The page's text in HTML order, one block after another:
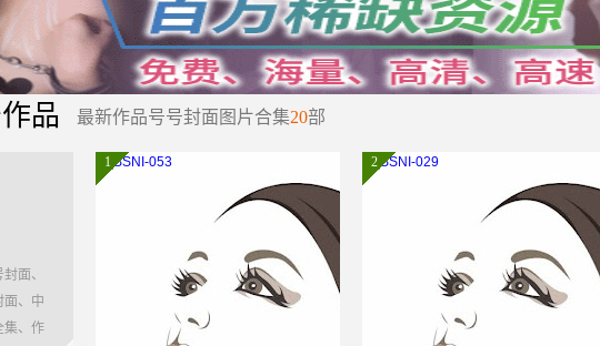
品 最新作品号号封面图片合集20部
面、
面、中
集、作
1 2